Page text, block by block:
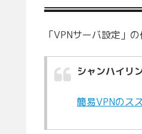
「VPNサーバ設定」
シャンハイリ
簡易VPNのス